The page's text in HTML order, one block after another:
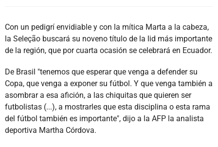
Con un pedigrí envidiable y con la mítica Marta a la cabeza,
la Seleção buscará su noveno título de la lid más importante
de la región, que por cuarta ocasión se celebrará en Ecuador.
De Brasil "tenemos que esperar que venga a defender su
Copa, que venga a exponer su fútbol. Y que venga también a
asombrar a esa afición, a las chiquitas que quieren ser
futbolistas (...), a mostrarles que esta disciplina o esta rama
del fútbol también es importante", dijo a la AFP la analista
deportiva Martha Córdova.